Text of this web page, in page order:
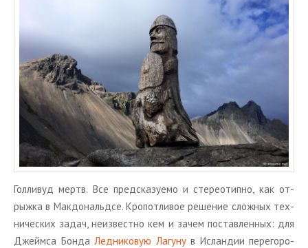
ОТЗЫВЫ
МЕТА
Войти
Лента записей
Лента комментариев
WordPress.org
Гол­ли­вуд мертв. Все пред­ска­зу­е­мо и сте­рео­тип­но, как от­
рыж­ка в Мак­до­нальд­се. Кро­пот­ли­вое ре­ше­ние слож­ных тех­
ни­че­ских задач, неиз­вест­но кем и зачем по­став­лен­ных: для
Джейм­са Бонда Лед­ни­ко­вую Ла­гу­нув Ис­лан­дии пе­ре­го­ро­